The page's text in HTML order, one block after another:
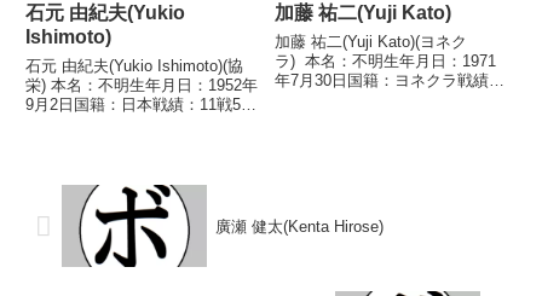
石元 由紀夫(Yukio
Ishimoto)
石元 由紀夫(Yukio Ishimoto)(協
栄) 本名：不明生年月日：1952年
9月2日国籍：日本戦績：11戦5勝
洋)1973/06/14...
加藤 祐二(Yuji Kato)
加藤 祐二(Yuji Kato)(ヨネク
ラ) 本名：不明生年月日：1971
年7月30日国籍：ヨネクラ戦績：
廣瀬 健太(Kenta Hirose)